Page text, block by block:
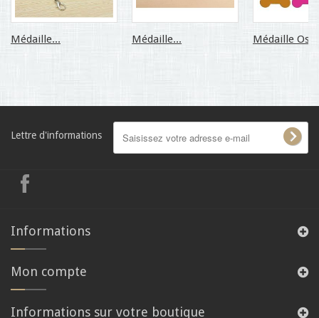
Médaille... Médaille... Médaille Os...
Lettre d'informations
Informations
Mon compte
Informations sur votre boutique